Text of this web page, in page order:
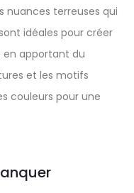
nuances terreuses qui
idéales pour créer
en apportant du
et les motifs
couleurs pour une